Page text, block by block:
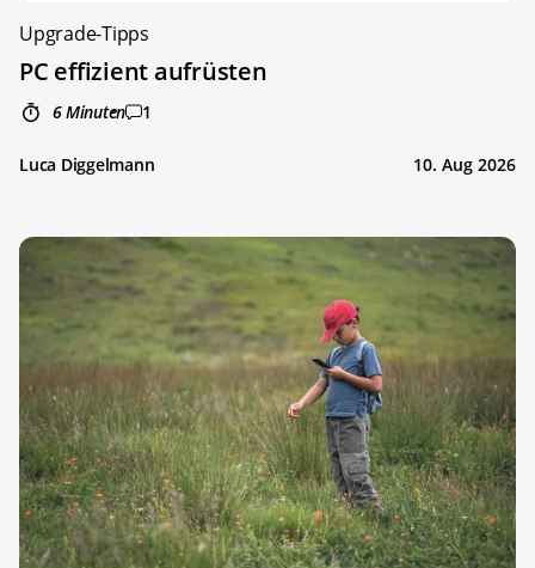
Upgrade-Tipps
PC effizient aufrüsten
6 Minuten 1
Luca Diggelmann 10. Aug 2026